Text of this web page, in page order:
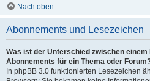
Nach oben
Abonnements und Lesezeichen
Was ist der Unterschied zwischen einem
Abonnements für ein Thema oder
In phpBB 3.0 funktionierten Lesezeichen